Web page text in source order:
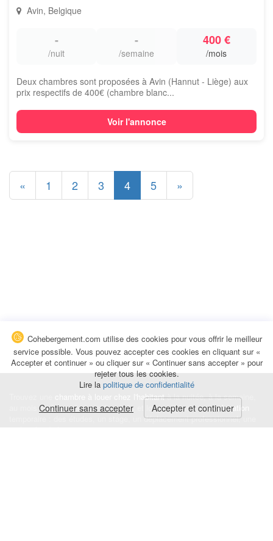
Avin, Belgique
-
/nuit
-
/semaine
400 €
/mois
Deux chambres sont proposées à Avin (Hannut - Liège) aux
prix respectifs de 400€ (chambre blanc...
Voir l'annonce
« 1 2 3 4 5 »
chambre à louer chez l'habitantà la nuitée, à la semaine,
au mois ou à l'année pour de courts et longs séjours, unecolocation
temporaire : des études, un stage, un déplacement professionnel, une
Cohebergement.com utilise des cookies pour vous offrir le meilleur
service possible. Vous pouvez accepter ces cookies en cliquant sur «
Accepter et continuer » ou cliquer sur « Continuer sans accepter » pour
rejeter tous les cookies.
Lire la politique de confidentialité
Continuer sans accepter Accepter et continuer